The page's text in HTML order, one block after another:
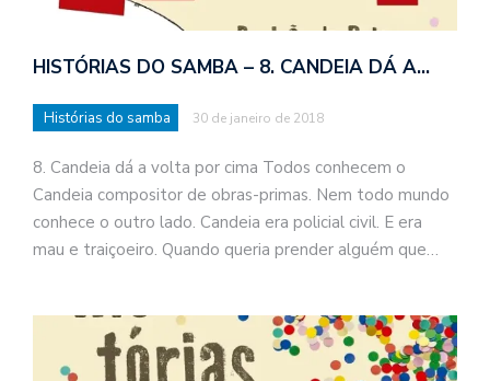
HISTÓRIAS DO SAMBA – 8. CANDEIA DÁ A…
Histórias do samba 30 de janeiro de 2018
8. Candeia dá a volta por cima Todos conhecem o
Candeia compositor de obras-primas. Nem todo mundo
conhece o outro lado. Candeia era policial civil. E era
mau e traiçoeiro. Quando queria prender alguém que…